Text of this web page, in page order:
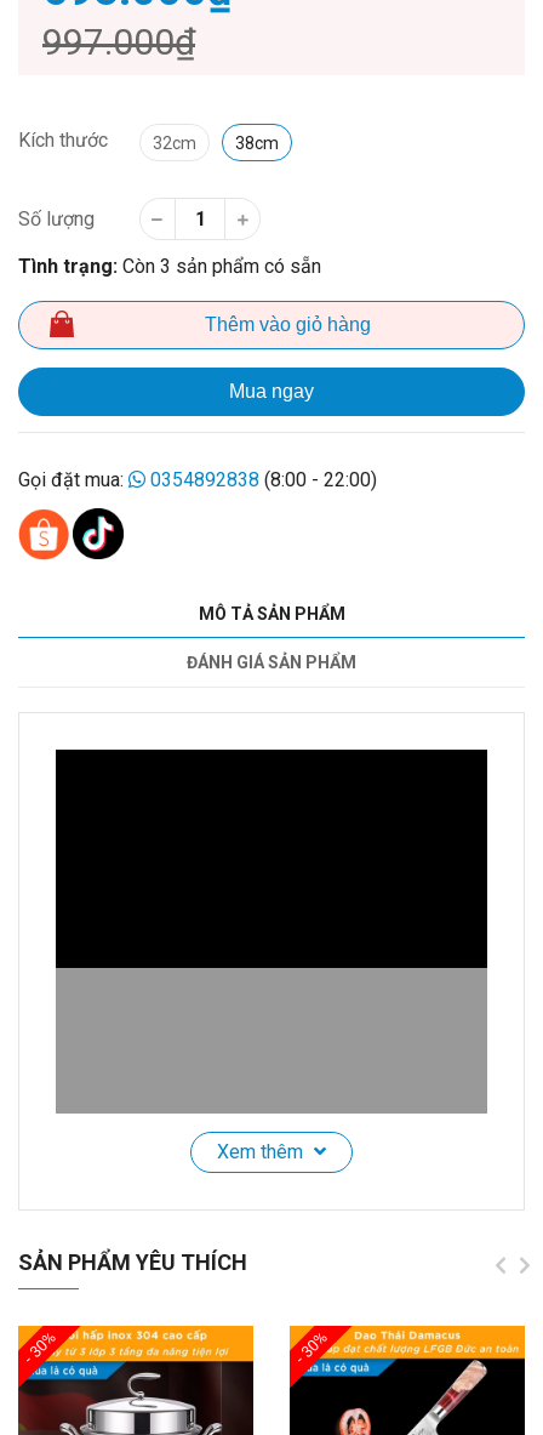
997.000₫
Kích thước 32cm 38cm
Số lượng
Tình trạng: Còn 3 sản phẩm có sẵn
Thêm vào giỏ hàng
Mua ngay
Gọi đặt mua: 0354892838 (8:00 - 22:00)
MÔ TẢ SẢN PHẨM
ĐÁNH GIÁ SẢN PHẨM
32cm 38cm, Độ Cứng 9H, Không PFOA, Đạt Chất
Lượng LFGB Đức
🌟Giới Thiệu Sản Phẩm
Khám pháChảo Nướng Gốm Titan Cao Cấp
, sự lựa
chọn hoàn hảo cho việc chiên, nướng và BBQ.
Vớichất liệu gốm titan cao cấp
, chảo có khả năng
Xem thêm
SẢN PHẨM YÊU THÍCH
- 30% - 30%